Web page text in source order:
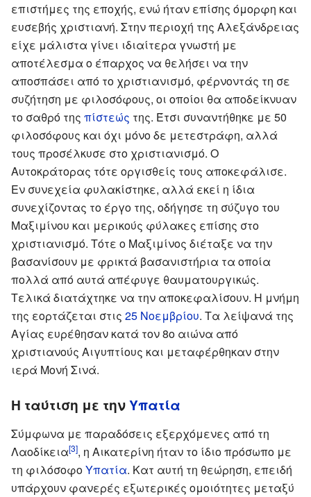
επιστήμες της εποχής, ενώ ήταν επίσης όμορφη και
ευσεβής χριστιανή. Στην περιοχή της Αλεξάνδρειας
είχε μάλιστα γίνει ιδιαίτερα γνωστή με
αποτέλεσμα ο έπαρχος να θελήσει να την
αποσπάσει από το χριστιανισμό, φέρνοντάς τη σε
συζήτηση με φιλοσόφους, οι οποίοι θα αποδείκνυαν
το σαθρό της πίστεώς της. Έτσι συναντήθηκε με 50
φιλοσόφους και όχι μόνο δε μετεστράφη, αλλά
τους προσέλκυσε στο χριστιανισμό. Ο
Αυτοκράτορας τότε οργισθείς τους αποκεφάλισε.
Εν συνεχεία φυλακίστηκε, αλλά εκεί η ίδια
συνεχίζοντας το έργο της, οδήγησε τη σύζυγο του
Μαξιμίνου και μερικούς φύλακες επίσης στο
χριστιανισμό. Τότε ο Μαξιμίνος διέταξε να την
βασανίσουν με φρικτά βασανιστήρια τα οποία
πολλά από αυτά απέφυγε θαυματουργικώς.
Τελικά διατάχτηκε να την αποκεφαλίσουν. Η μνήμη
της εορτάζεται στις 25 Νοεμβρίου. Τα λείψανά της
Αγίας ευρέθησαν κατά τον 8ο αιώνα από
χριστιανούς Αιγυπτίους και μεταφέρθηκαν στην
ιερά Μονή Σινά.
Η ταύτιση με τηνΥπατία
Σύμφωνα με παραδόσεις εξερχόμενες από τη
Λαοδίκεια[3], η Αικατερίνη ήταν το ίδιο πρόσωπο με
τη φιλόσοφοΥπατία. Κατ αυτή τη θεώρηση, επειδή
υπάρχουν φανερές εξωτερικές ομοιότητες μεταξύ